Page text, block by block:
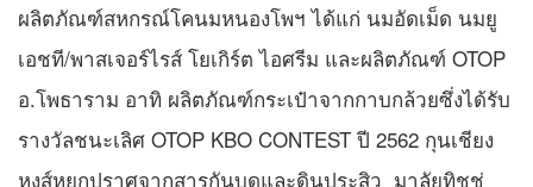
ผลิตภัณฑ์สหกรณ์โคนมหนองโพฯ ได้แก่ นมอัดเม็ด นมยู
เอชที/พาสเจอร์ไรส์ โยเกิร์ต ไอศรีม และผลิตภัณฑ์ OTOP
อ.โพธาราม อาทิ ผลิตภัณฑ์กระเป๋าจากกาบกล้วยซึ่งได้รับ
รางวัลชนะเลิศ OTOP KBO CONTEST ปี 2562 กุนเชียง
หงส์หยกปราศจากสารกันบูดและดินประสิว มาลัยทิชชู่